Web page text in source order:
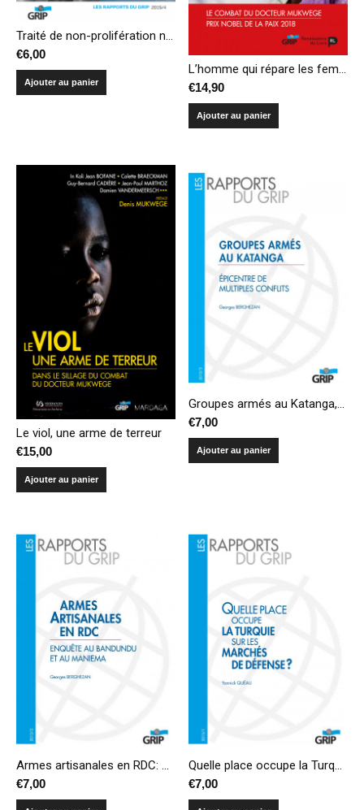
Traité de non-prolifération nucléaire : l’échec de 2015 mènera-t-il au succès de la Première Commission ?
€6,00
Ajouter au panier
L’homme qui répare les femmes: le combat du Docteur Mukwege (5e édition, revue et augmentée)
€14,90
Ajouter au panier
Le viol, une arme de terreur
€15,00
Ajouter au panier
Groupes armés au Katanga, épicentre de multiples conflits
€7,00
Ajouter au panier
Armes artisanales en RDC: Enquête au Bandundu et au Maniema
€7,00
Quelle place occupe la Turquie sur les marchés de défense?
€7,00